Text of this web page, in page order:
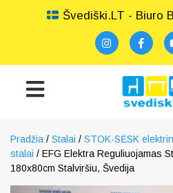
Švediški.LT - Biuro
Pradžia / Stalai / STOK-SĖSK
stalai / EFG Elektra Reguliuojamas
180x80cm Stalviršiu, Švedija